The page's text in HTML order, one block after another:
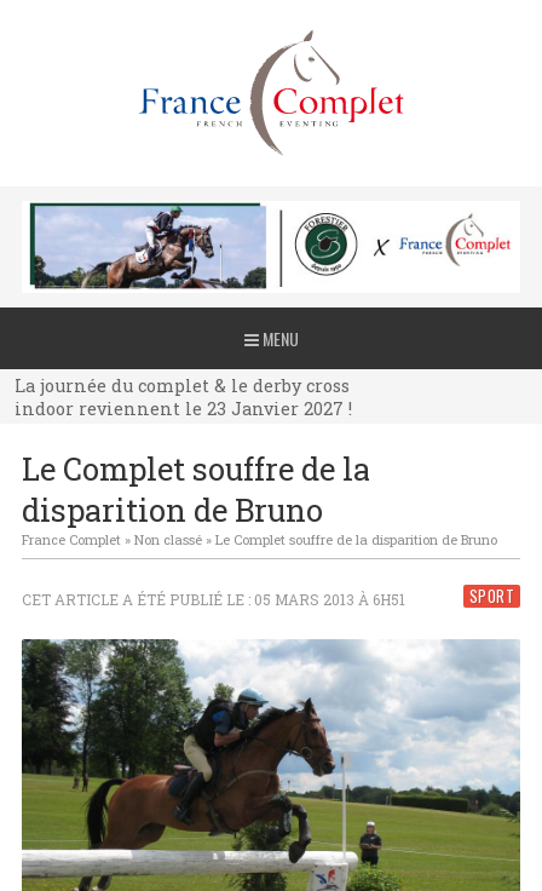
MENU
La journée du complet & le derby cross
indoor reviennent le 23 Janvier 2027 !
La journée du complet & le derby cross
indoor reviennent le 23 Janvier 2027 !
indoor reviennent le 23 Janvier 2027 !
Le Complet souffre de la
disparition de Bruno
France Complet» Non classé» Le Complet souffre de la disparition de Bruno
SPORT
CET ARTICLE A ÉTÉ PUBLIÉ LE : 05 MARS 2013 À 6H51